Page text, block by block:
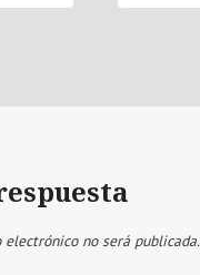
electrónico no será publicada.